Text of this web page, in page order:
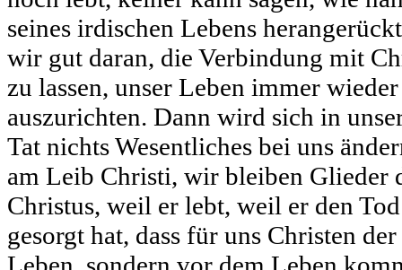
seines irdischen Lebens
wir gut daran, die Verbindung mit
zu lassen, unser Leben immer
auszurichten. Dann wird sich in
Tat nichts Wesentliches bei uns
am Leib Christi, wir bleiben Glieder
Christus, weil er lebt, weil er den
gesorgt hat, dass für uns Christen